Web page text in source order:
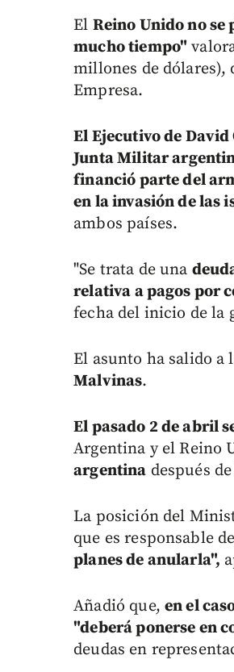
El Reino Unido no
mucho tiempo"
millones de
Empresa.
El Ejecutivo de
Junta Militar
financió parte del
en la invasión de las
ambos países.
"Se trata de una
relativa a pagos por
fecha del inicio de la
El asunto ha salido a
Malvinas.
El pasado 2 de abril
Argentina y el Reino
argentina después
La posición del
que es responsable
planes de anularla",
Añadió que, en el
"deberá ponerse en
deudas en